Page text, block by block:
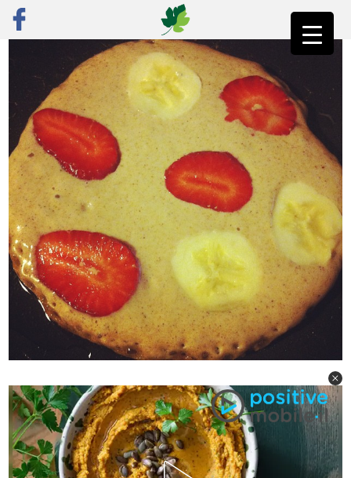
ראשי»רק מתכונים פנקייקס טבעוניים